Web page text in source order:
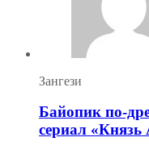
Зангези
Байопик по-
сериал «Князь